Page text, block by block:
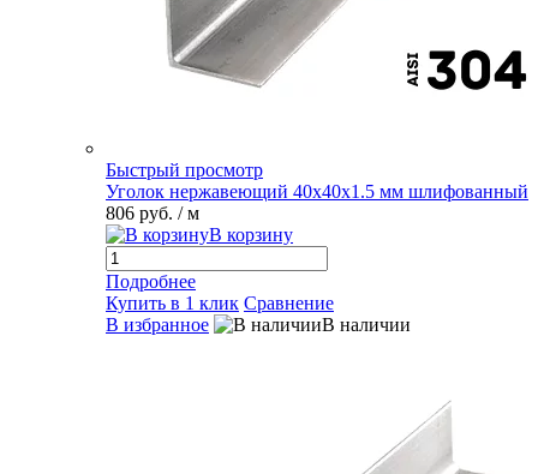
Быстрый просмотр
Уголок нержавеющий 40х40х1.5 мм шлифованный
806 руб. / м
В корзину
Подробнее
Купить в 1 клик Сравнение
В избранное
В наличии